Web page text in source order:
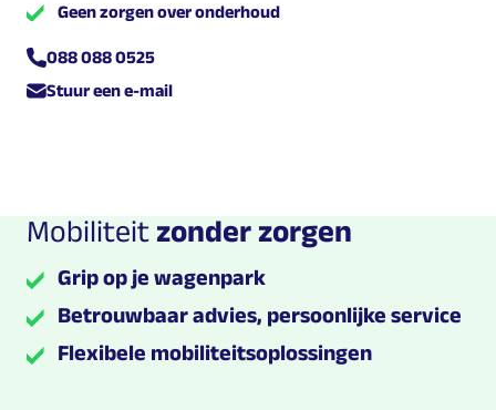
Geen zorgen over onderhoud
088 088 0525
Stuur een e-mail
Mobiliteit zonder zorgen
Grip op je wagenpark
Betrouwbaar advies, persoonlijke service
Flexibele mobiliteitsoplossingen